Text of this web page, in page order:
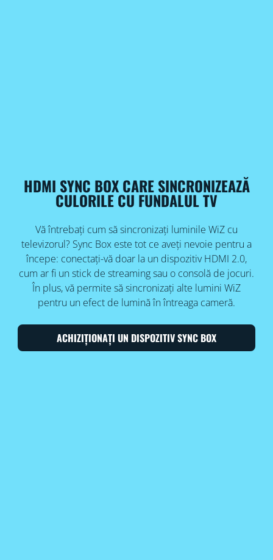
HDMI SYNC BOX CARE SINCRONIZEAZĂ
CULORILE CU FUNDALUL TV
Vă întrebați cum să sincronizați luminile WiZ cu
televizorul? Sync Box este tot ce aveți nevoie pentru a
începe: conectați-vă doar la un dispozitiv HDMI 2.0,
cum ar fi un stick de streaming sau o consolă de jocuri.
În plus, vă permite să sincronizați alte lumini WiZ
pentru un efect de lumină în întreaga cameră.
ACHIZIȚIONAȚI UN DISPOZITIV SYNC BOX